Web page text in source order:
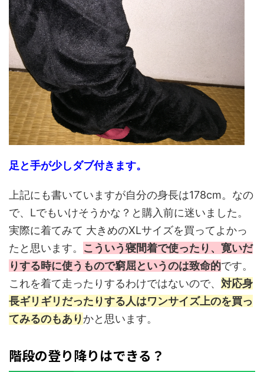
足と手が少しダブ付きます。
上記にも書いていますが自分の身長は178cm。なの
で、Lでもいけそうかな？と購入前に迷いました。
実際に着てみて 大きめのXLサイズを買ってよかっ
たと思います。 こういう寝間着で使ったり、寛いだ
りする時に使うもので窮屈というのは致命的です。
これを着て走ったりするわけではないので、 対応身
長ギリギリだったりする人はワンサイズ上のを買っ
てみるのもありかと思います。
階段の登り降りはできる？